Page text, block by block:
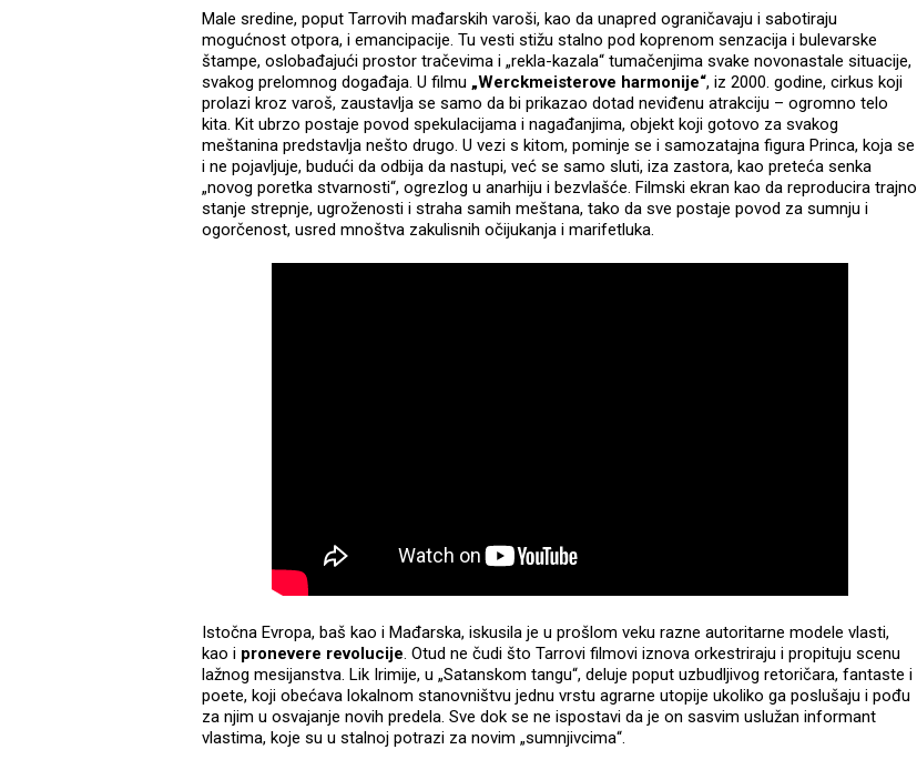
Male sredine, poput Tarrovih mađarskih varoši, kao da unapred ograničavaju i sabotiraju
mogućnost otpora, i emancipacije. Tu vesti stižu stalno pod koprenom senzacija i bulevarske
štampe, oslobađajući prostor tračevima i „rekla-kazala“ tumačenjima svake novonastale situacije,
svakog prelomnog događaja. U filmu „Werckmeisterove harmonije“, iz 2000. godine, cirkus koji
prolazi kroz varoš, zaustavlja se samo da bi prikazao dotad neviđenu atrakciju – ogromno telo
kita. Kit ubrzo postaje povod spekulacijama i nagađanjima, objekt koji gotovo za svakog
meštanina predstavlja nešto drugo. U vezi s kitom, pominje se i samozatajna figura Princa, koja se
i ne pojavljuje, budući da odbija da nastupi, već se samo sluti, iza zastora, kao preteća senka
„novog poretka stvarnosti“, ogrezlog u anarhiju i bezvlašće. Filmski ekran kao da reproducira trajno
stanje strepnje, ugroženosti i straha samih meštana, tako da sve postaje povod za sumnju i
ogorčenost, usred mnoštva zakulisnih očijukanja i marifetluka.
Istočna Evropa, baš kao i Mađarska, iskusila je u prošlom veku razne autoritarne modele vlasti,
kao i pronevere revolucije. Otud ne čudi što Tarrovi filmovi iznova orkestriraju i propituju scenu
lažnog mesijanstva. Lik Irimije, u „Satanskom tangu“, deluje poput uzbudljivog retoričara, fantaste i
poete, koji obećava lokalnom stanovništvu jednu vrstu agrarne utopije ukoliko ga poslušaju i pođu
za njim u osvajanje novih predela. Sve dok se ne ispostavi da je on sasvim uslužan informant
vlastima, koje su u stalnoj potrazi za novim „sumnjivcima“.